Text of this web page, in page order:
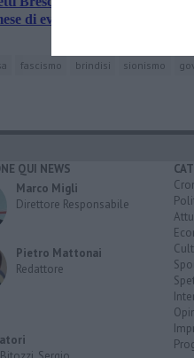
di eventi aspettando il Giro
fascismo brindisi sionismo
QUI NEWS
Marco Migli
Direttore Responsabile
Pietro Mattonai
Redattore